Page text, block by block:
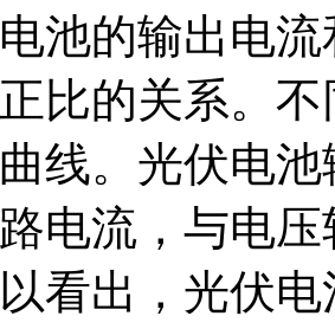
池的输出电
比的关系。
线。光伏电
电流，与电
看出，光伏